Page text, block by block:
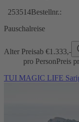
253514Bestellnr.:
Pauschalreise
Alter Preisab €1.333,-
pro PersonPreis
TUI MAGIC LIFE